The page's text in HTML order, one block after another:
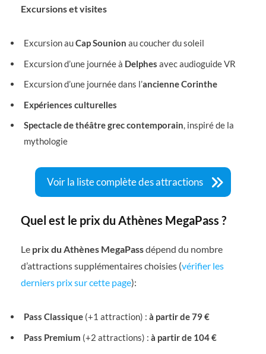
Excursions et visites
Excursion auCap Sounion au coucher du soleil
Excursion d’une journée à Delphes avec audioguide VR
Excursion d’une journée dans l’ancienne Corinthe
Expériences culturelles
Spectacle de théâtre grec contemporain, inspiré de la
mythologie
Voir la liste complète des attractions
Quel est le prix du Athènes MegaPass ?
Le prix du Athènes MegaPassdépend du nombre
d’attractions supplémentaires choisies (vérifier les
derniers prix sur cette page):
Pass Classique (+1 attraction) : à partir de 79 €
Pass Premium (+2 attractions) : à partir de 104 €